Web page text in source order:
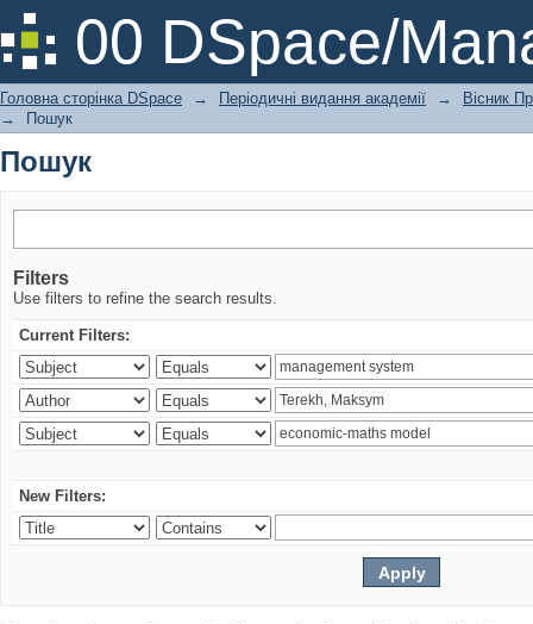
00 DSpace/
Пошук
Головна сторінка DSpace → Періодичні видання академії →
Вісник
→
Пошук
Пошук
Filters
Use filters to refine the search results.
Current Filters:
New Filters: